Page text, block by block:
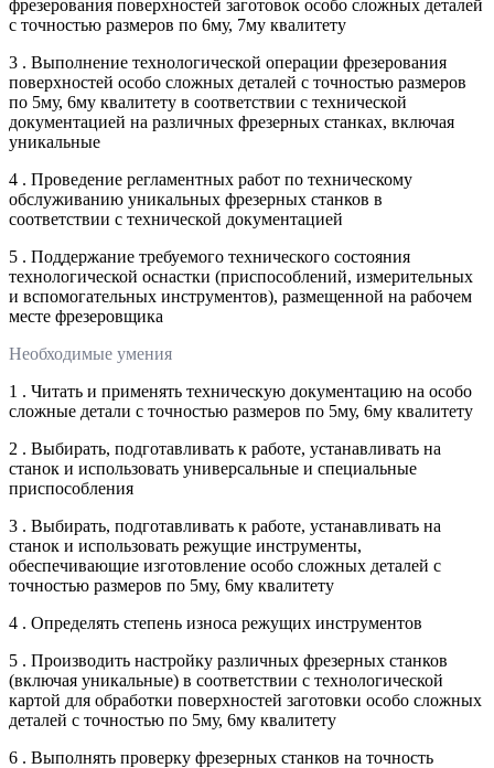
фрезерования поверхностей заготовок особо сложных деталей
с точностью размеров по 6му, 7му квалитету
3 . Выполнение технологической операции фрезерования
поверхностей особо сложных деталей с точностью размеров
по 5му, 6му квалитету в соответствии с технической
документацией на различных фрезерных станках, включая
уникальные
4 . Проведение регламентных работ по техническому
обслуживанию уникальных фрезерных станков в
соответствии с технической документацией
5 . Поддержание требуемого технического состояния
технологической оснастки (приспособлений, измерительных
и вспомогательных инструментов), размещенной на рабочем
месте фрезеровщика
Необходимые умения
1 . Читать и применять техническую документацию на особо
сложные детали с точностью размеров по 5му, 6му квалитету
2 . Выбирать, подготавливать к работе, устанавливать на
станок и использовать универсальные и специальные
приспособления
3 . Выбирать, подготавливать к работе, устанавливать на
станок и использовать режущие инструменты,
обеспечивающие изготовление особо сложных деталей с
точностью размеров по 5му, 6му квалитету
4 . Определять степень износа режущих инструментов
5 . Производить настройку различных фрезерных станков
(включая уникальные) в соответствии с технологической
картой для обработки поверхностей заготовки особо сложных
деталей с точностью по 5му, 6му квалитету
6 . Выполнять проверку фрезерных станков на точность